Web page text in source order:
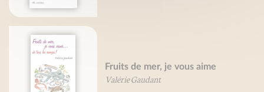
Fruits de mer, je vous aime
Valérie Gaudant